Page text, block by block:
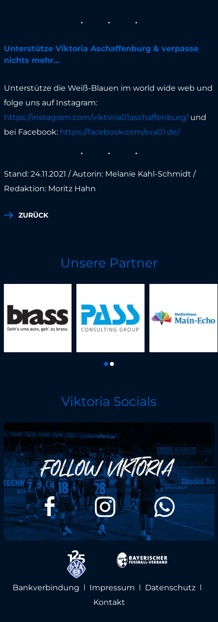
Unterstütze Viktoria Aschaffenburg & verpasse
nichts mehr…
Unterstütze die Weiß-Blauen im world wide web und
folge uns auf Instagram:
https://instagram.com/viktoria01aschaffenburg/und
bei Facebook: https://facebook.com/sva01.de/
Stand: 24.11.2021 / Autorin: Melanie Kahl-Schmidt /
Redaktion: Moritz Hahn
ZURÜCK
Unsere Partner
Viktoria Socials
Bankverbindung Impressum
Datenschutz
Kontakt